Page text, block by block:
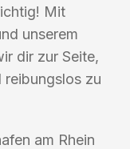
Mit
unserem
dir zur Seite,
reibungslos zu
am Rhein